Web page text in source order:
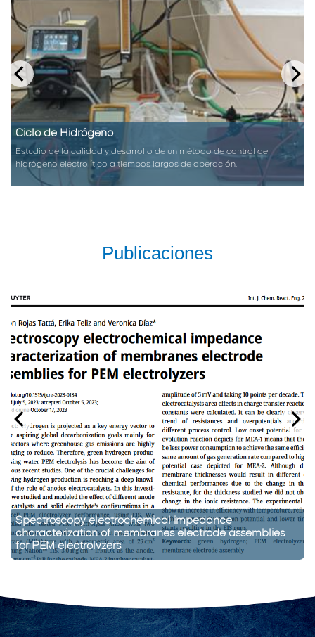
Ciclo de Hidrógeno
Estudio de la calidad y desarrollo de un método de control del
hidrógeno electrolítico a tiempos largos de operación.
Publicaciones
Spectroscopy electrochemical impedance
characterization of membranes electrode assemblies
for PEM electrolyzers